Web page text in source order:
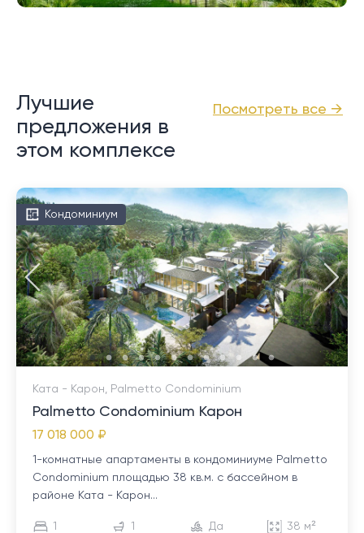
Посмотреть все →
Лучшие
предложения в
этом комплексе
Кондоминиум
Ката - Карон, Palmetto Condominium
Palmetto Condominium Карон
17 018 000 ₽
1-комнатные апартаменты в кондоминиуме Palmetto
Condominium площадью 38 кв.м. с бассейном в
районе Ката - Карон...
1 1 Да 38 м²